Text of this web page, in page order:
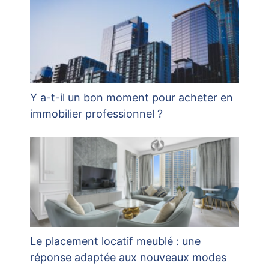
Y a-t-il un bon moment pour acheter en
immobilier professionnel ?
Le placement locatif meublé : une
réponse adaptée aux nouveaux modes